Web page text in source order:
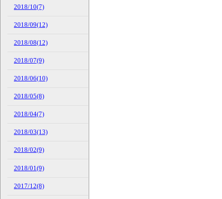
2018/10(7)
2018/09(12)
2018/08(12)
2018/07(9)
2018/06(10)
2018/05(8)
2018/04(7)
2018/03(13)
2018/02(9)
2018/01(9)
2017/12(8)